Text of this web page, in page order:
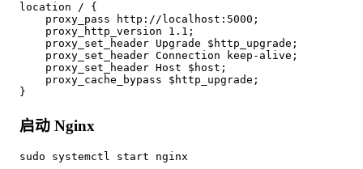
location / {
    proxy_pass http://localhost:5000;
    proxy_http_version 1.1;
    proxy_set_header Upgrade $http_upgrade;
    proxy_set_header Connection keep-alive;
    proxy_set_header Host $host;
    proxy_cache_bypass $http_upgrade;
启动 Nginx
sudo systemctl start nginx